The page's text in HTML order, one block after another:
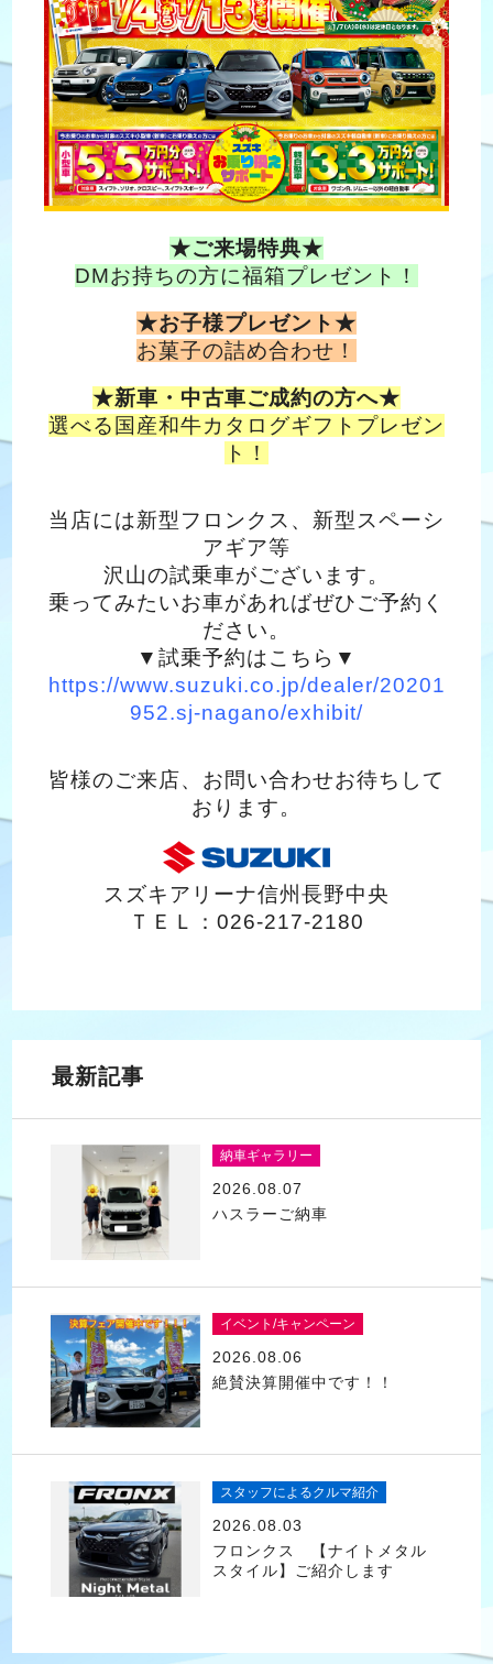
★ご来場特典★
DMお持ちの方に福箱プレゼント！
★お子様プレゼント★
お菓子の詰め合わせ！
★新車・中古車ご成約の方へ★
選べる国産和牛カタログギフトプレゼン
ト！
当店には新型フロンクス、新型スペーシ
アギア等
沢山の試乗車がございます。
乗ってみたいお車があればぜひご予約く
ださい。
▼試乗予約はこちら▼
https://www.suzuki.co.jp/dealer/20201
952.sj-nagano/exhibit/
皆様のご来店、お問い合わせお待ちして
おります。
スズキアリーナ信州長野中央
ＴＥＬ：026-217-2180
最新記事
納車ギャラリー
2026.08.07
ハスラーご納車
イベント/キャンペーン
2026.08.06
絶賛決算開催中です！！
スタッフによるクルマ紹介
2026.08.03
フロンクス 【ナイトメタル
スタイル】ご紹介します